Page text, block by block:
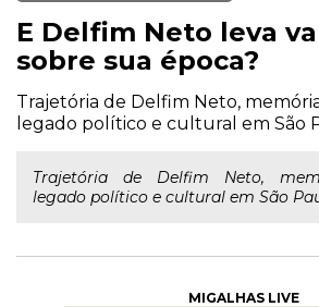
E Delfim Neto leva
sobre sua época?
Trajetória de Delfim Neto,
legado político e cultural em São
Trajetória de Delfim Neto,
legado político e cultural em São
MIGALHAS LIVE